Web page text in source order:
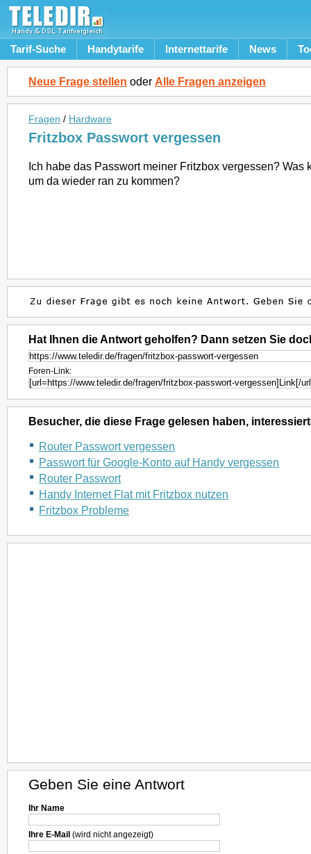
Tarif-Suche Handytarife Internettarife News
Neue Frage stellen oder Alle Fragen anzeigen
Fragen / Hardware
Fritzbox Passwort vergessen
Ich habe das Passwort meiner Fritzbox vergessen? Was
um da wieder ran zu kommen?
Hat Ihnen die Antwort geholfen? Dann setzen Sie
Foren-Link:
Besucher, die diese Frage gelesen haben,
Router Passwort vergessen
Passwort für Google-Konto auf Handy vergessen
Router Passwort
Handy Internet Flat mit Fritzbox nutzen
Fritzbox Probleme
Geben Sie eine Antwort
Ihr Name
Ihre E-Mail (wird nicht angezeigt)